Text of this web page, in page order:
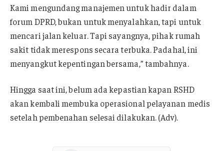
Kami mengundang manajemen untuk hadir dalam
forum DPRD, bukan untuk menyalahkan, tapi untuk
mencari jalan keluar. Tapi sayangnya, pihak rumah
sakit tidak merespons secara terbuka. Padahal, ini
menyangkut kepentingan bersama,” tambahnya.
Hingga saat ini, belum ada kepastian kapan RSHD
akan kembali membuka operasional pelayanan medis
setelah pembenahan selesai dilakukan. (Adv).